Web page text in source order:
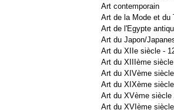
Art contemporain
Art de la Mode et du
Art de l'Egypte
Art du Japon/
Art du XIIe siècle -
Art du XIIIème
Art du XIVème
Art du XIXème
Art du XVème
Art du XVIème